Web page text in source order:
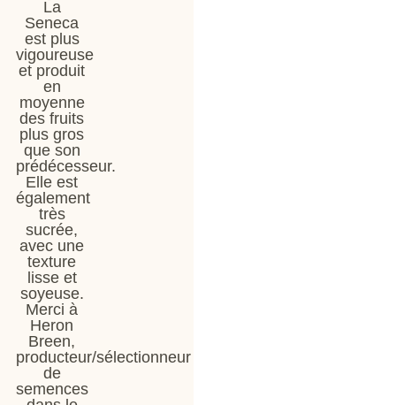
La
Seneca
est plus
vigoureuse
et produit
en
moyenne
des fruits
plus gros
que son
prédécesseur.
Elle est
également
très
sucrée,
avec une
texture
lisse et
soyeuse.
Merci à
Heron
Breen,
producteur/sélectionneur
de
semences